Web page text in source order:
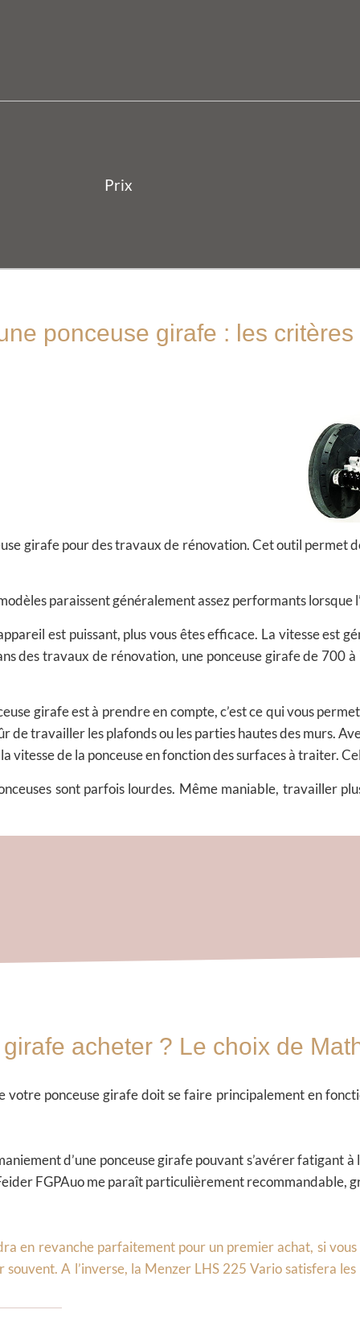
ponceuse girafe : les critères
girafe pour des travaux de rénovation. Cet outil permet
paraissent généralement assez performants lorsque
est puissant, plus vous êtes efficace. La vitesse est
des travaux de rénovation, une ponceuse girafe de
girafe est à prendre en compte, c’est ce qui vous
de travailler les plafonds ou les parties hautes des murs.
vitesse de la ponceuse en fonction des surfaces à traiter.
sont parfois lourdes. Même maniable, travailler
acheter ? Le choix de
votre ponceuse girafe doit se faire principalement en
d’une ponceuse girafe pouvant s’avérer fatigant
FGPAuo me paraît particulièrement recommandable,
en revanche parfaitement pour un premier achat, si
souvent. A l’inverse, la Menzer LHS 225 Vario satisfera